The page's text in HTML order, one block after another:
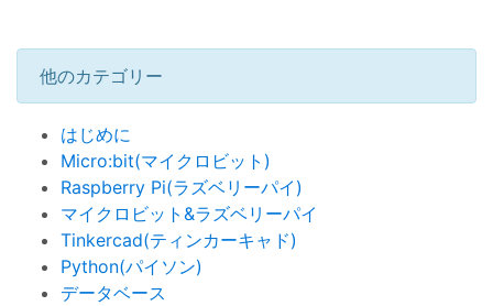
他のカテゴリー
はじめに
Micro:bit(マイクロビット)
Raspberry Pi(ラズベリーパイ)
マイクロビット&ラズベリーパイ
Tinkercad(ティンカーキャド)
Python(パイソン)
データベース